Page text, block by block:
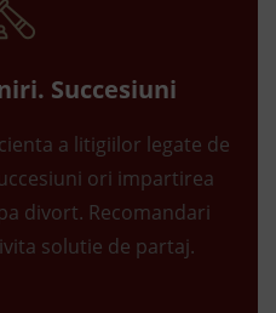
Succesiuni
a litigiilor legate de
ori impartirea
divort. Recomandari
solutie de partaj.